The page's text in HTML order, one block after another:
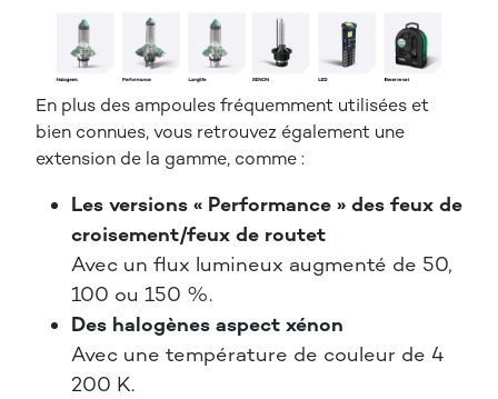
En plus des ampoules fréquemment utilisées et
bien connues, vous retrouvez également une
extension de la gamme, comme :
Les versions « Performance » des feux de
croisement/feux de routet
Avec un flux lumineux augmenté de 50,
100 ou 150 %.
Des halogènes aspect xénon
Avec une température de couleur de 4
200 K.